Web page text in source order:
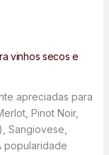
vinhos secos e
apreciadas para
Pinot Noir,
Sangiovese,
popularidade